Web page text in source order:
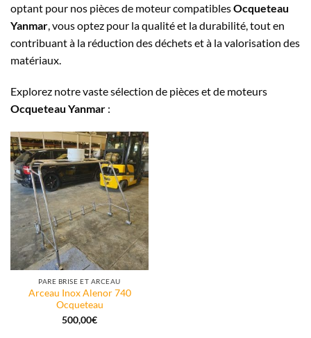
optant pour nos pièces de moteur compatiblesOcqueteau
Yanmar , vous optez pour la qualité et la durabilité, tout en
contribuant à la réduction des déchets et à la valorisation des
matériaux.
Explorez notre vaste sélection de pièces et de moteurs
Ocqueteau Yanmar :
PARE BRISE ET ARCEAU
Arceau Inox Alenor 740
Ocqueteau
500,00€